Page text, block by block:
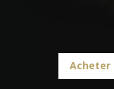
Acheter